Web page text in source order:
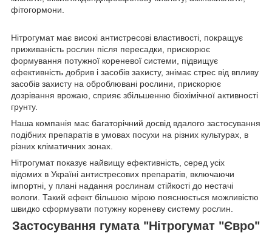
фітогормони.
Нітрогумат має високі антистресові властивості, покращує
приживаність рослин після пересадки, прискорює
формування потужної кореневої системи, підвищує
ефективність добрив і засобів захисту, знімає стрес від впливу
засобів захисту на оброблювані рослини, прискорює
дозрівання врожаю, сприяє збільшенню біохімічної активності
грунту.
Наша компанія має багаторічний досвід вдалого застосування
подібних препаратів в умовах посухи на різних культурах, в
різних кліматичних зонах.
Нітрогумат показує найвищу ефективність, серед усіх
відомих в Україні антистресових препаратів, включаючи
імпортні, у плані надання рослинам стійкості до нестачі
вологи. Такий ефект більшою мірою пояснюється можливістю
швидко сформувати потужну кореневу систему рослин.
Застосування гумата "Нітрогумат "Євро"